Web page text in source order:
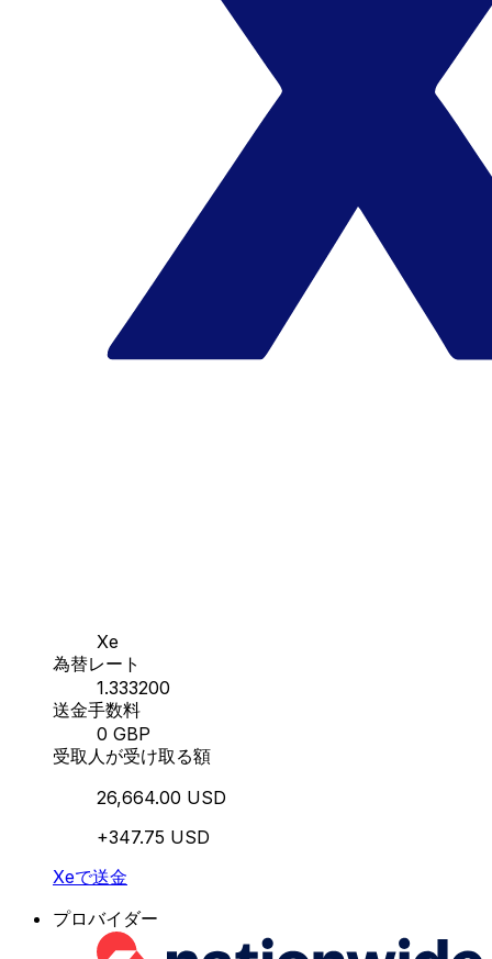
Xe
為替レート
1.333200
送金手数料
0 GBP
受取人が受け取る額
26,664.00 USD
+347.75 USD
Xeで送金
プロバイダー